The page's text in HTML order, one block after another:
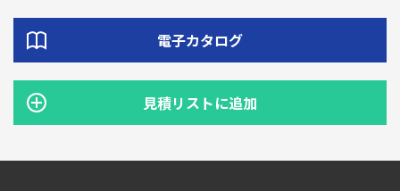
電子カタログ
見積リストに追加